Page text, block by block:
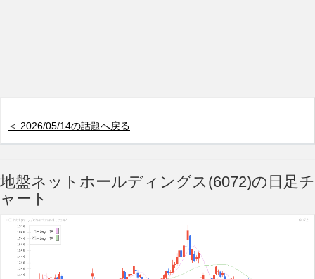
＜ 2026/05/14の話題へ戻る
地盤ネットホールディングス(6072)の日足チ
ャート